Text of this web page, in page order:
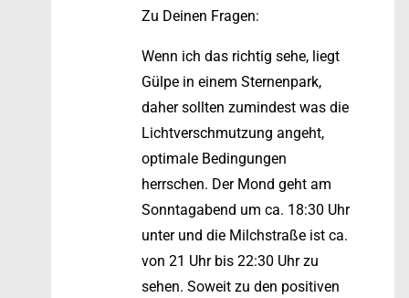
Zu Deinen Fragen:
Wenn ich das richtig sehe, liegt
Gülpe in einem Sternenpark,
daher sollten zumindest was die
Lichtverschmutzung angeht,
optimale Bedingungen
herrschen. Der Mond geht am
Sonntagabend um ca. 18:30 Uhr
unter und die Milchstraße ist ca.
von 21 Uhr bis 22:30 Uhr zu
sehen. Soweit zu den positiven